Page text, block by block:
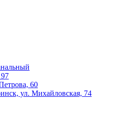
60
ул. Михайловская, 74